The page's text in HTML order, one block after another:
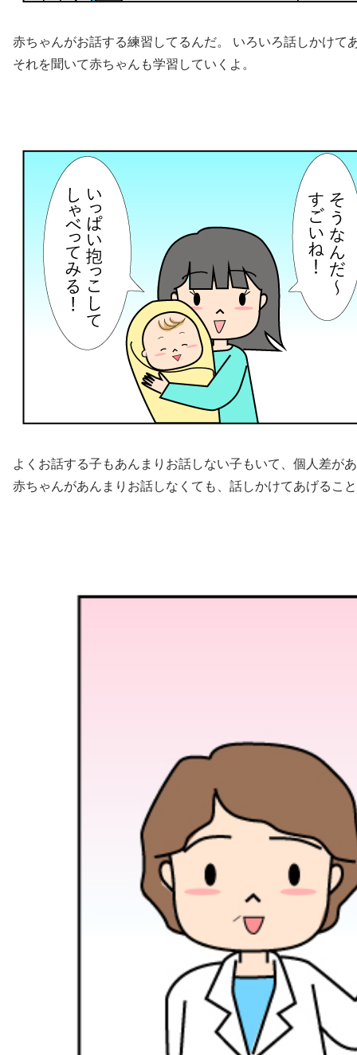
赤ちゃんがお話する練習してるんだ。 いろいろ話しかけて
それを聞いて赤ちゃんも学習していくよ。
よくお話する子もあんまりお話しない子もいて、個人差が
赤ちゃんがあんまりお話しなくても、話しかけてあげるこ